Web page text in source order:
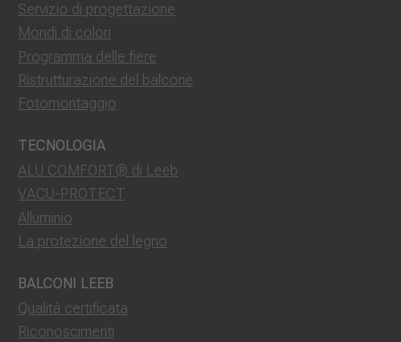
Servizio di progettazione
Mondi di colori
Programma delle fiere
Ristrutturazione del balcone
Fotomontaggio
TECNOLOGIA
ALU COMFORT® di Leeb
VACU-PROTECT
Alluminio
La protezione del legno
BALCONI LEEB
Qualità certificata
Riconoscimenti